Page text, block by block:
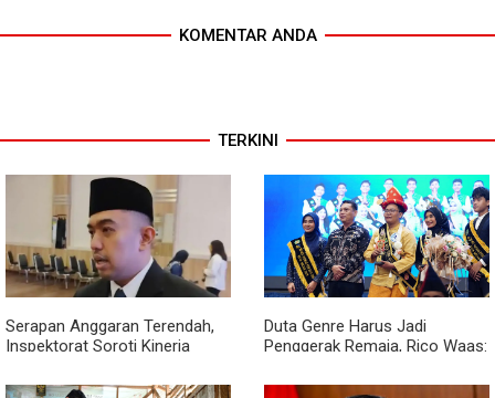
KOMENTAR ANDA
TERKINI
Serapan Anggaran Terendah,
Inspektorat Soroti Kinerja
Duta Genre Harus Jadi
Penggerak Remaja, Rico Waas:
Acara